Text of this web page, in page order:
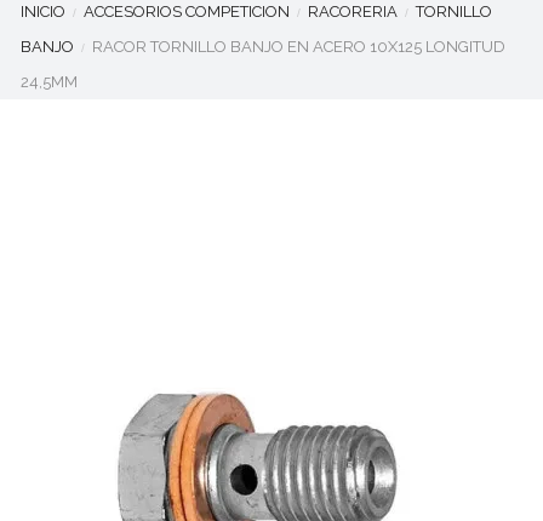
INICIO ACCESORIOS COMPETICION RACORERIA
TORNILLO
BANJO
RACOR TORNILLO BANJO EN ACERO 10X125 LONGITUD
24,5MM